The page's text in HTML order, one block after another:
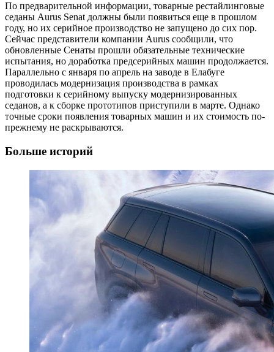
По предварительной информации, товарные рестайлинговые
седаны Aurus Senat должны были появиться еще в прошлом
году, но их серийное производство не запущено до сих пор.
Сейчас представители компании Aurus сообщили, что
обновленные Сенаты прошли обязательные технические
испытания, но доработка предсерийных машин продолжается.
Параллельно с января по апрель на заводе в Елабуге
проводилась модернизация производства в рамках
подготовки к серийному выпуску модернизированных
седанов, а к сборке прототипов приступили в марте. Однако
точные сроки появления товарных машин и их стоимость по-
прежнему не раскрываются.
Больше историй